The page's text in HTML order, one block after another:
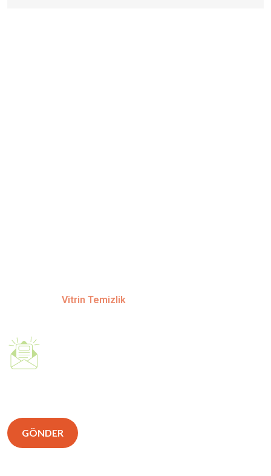
Vitrin Temizlik
GÖNDER